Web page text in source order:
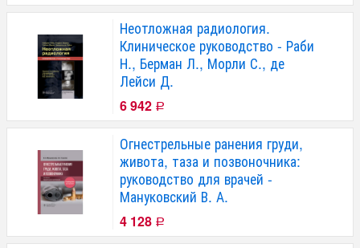
Неотложная радиология.
Клиническое руководство - Раби
Н., Берман Л., Морли С., де
Лейси Д.
6 942 Р
Огнестрельные ранения груди,
живота, таза и позвоночника:
руководство для врачей -
Мануковский В. А.
4 128 Р